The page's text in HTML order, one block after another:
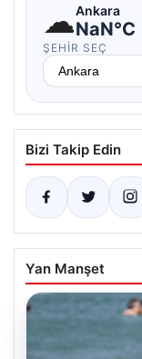
☁Ankara
NaN°C
ŞEHIR SEÇ
Bizi Takip Edin
Yan Manşet